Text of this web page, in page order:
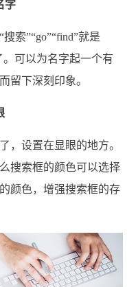
字
”“go”“find”就是
。可以为名字起一个有
留下深刻印象。
设置在显眼的地方。
搜索框的颜色可以选择
颜色，增强搜索框的存